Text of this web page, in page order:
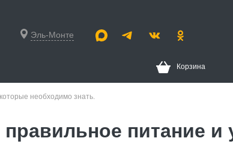
Эль-Монте
Корзина
необходимо знать.
питание и